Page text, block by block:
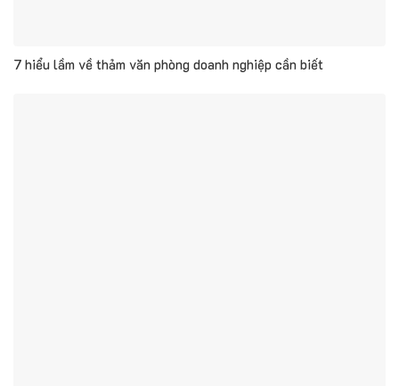
7 hiểu lầm về thảm văn phòng doanh nghiệp cần biết